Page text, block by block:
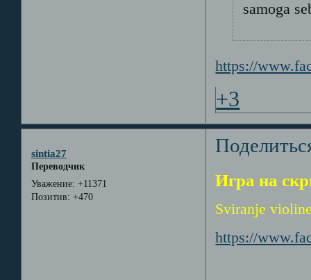
samoga
https://
+3
sintia27
Переводчик
Уважение: +11371
Позитив: +470
Игра на
Sviranje
https://